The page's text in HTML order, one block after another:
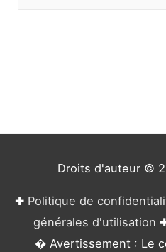
Droits d'auteur ©
✚ Politique de
générales d'utilisation
� Avertissement : Le